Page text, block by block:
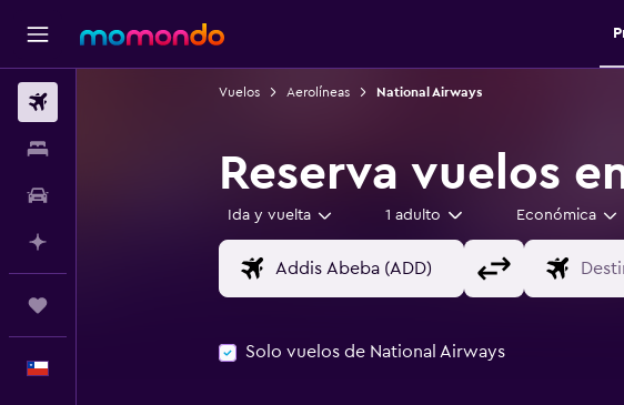
Vuelos Aerolíneas National Airways
Reserva vuelos
Ida y vuelta 1 adulto Económica
Solo vuelos de National Airways